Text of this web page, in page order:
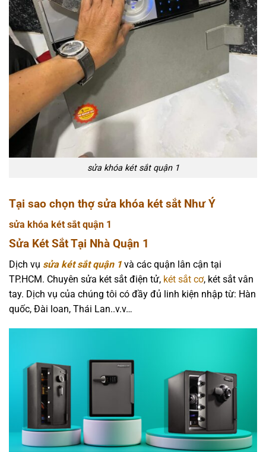
sửa khóa két sắt quận 1
Tại sao chọn thợ sửa khóa két sắt Như Ý
sửa khóa két sắt quận 1
Sửa Két Sắt Tại Nhà Quận 1
Dịch vụ sửa két sắt quận 1 và các quận lân cận tại
TP.HCM. Chuyên sửa két sắt điện tử, két sắt cơ, két sắt vân
tay. Dịch vụ của chúng tôi có đầy đủ linh kiện nhập từ: Hàn
quốc, Đài loan, Thái Lan..v.v…